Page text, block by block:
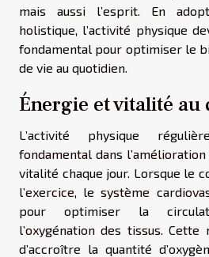
mais aussi l’esprit. En
holistique, l’activité physique
fondamental pour optimiser le
de vie au quotidien.
Énergie et vitalité au
L’activité physique
fondamental dans
vitalité chaque jour. Lorsque le
l’exercice, le système
pour optimiser la
l’oxygénation des tissus.
d’accroître la quantité